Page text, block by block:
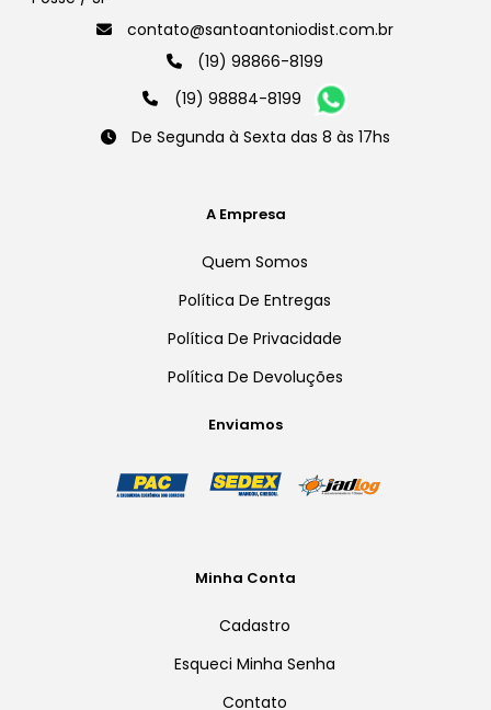
contato@santoantoniodist.com.br
(19) 98866-8199
(19) 98884-8199
De Segunda à Sexta das 8 às 17hs
A Empresa
Quem Somos
Política De Entregas
Política De Privacidade
Política De Devoluções
Enviamos
Minha Conta
Cadastro
Esqueci Minha Senha
Contato